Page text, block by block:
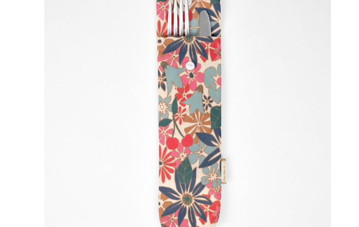
LIVRAISON OFFERTE EN BOUTIQUE JUSQU'À 30 JOURS POUR CHANGER D'AVIS